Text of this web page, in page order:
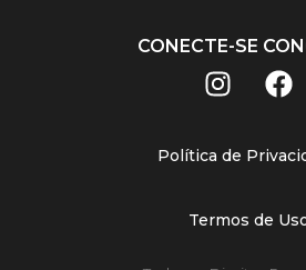
CONECTE-SE
Política de
Termos de